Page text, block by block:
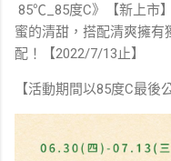
85℃_85度C》【新上市
蜜的清甜，搭配清爽擁有
配！【2022/7/13止】
【活動期間以85度C最後